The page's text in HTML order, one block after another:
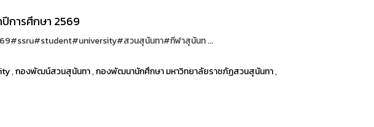
การศึกษา 2569
สวนสุนันทา#กีฬาสุนันท ...
,กองพัฒน์สวนสุนันทา,กองพัฒนานักศึกษา มหาวิทยาลัยราชภัฏสวนสุนันทา,